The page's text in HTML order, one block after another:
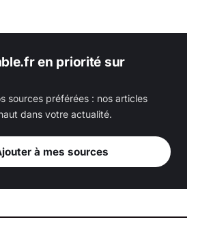
en priorité sur
sources préférées : nos articles
dans votre actualité.
à mes sources